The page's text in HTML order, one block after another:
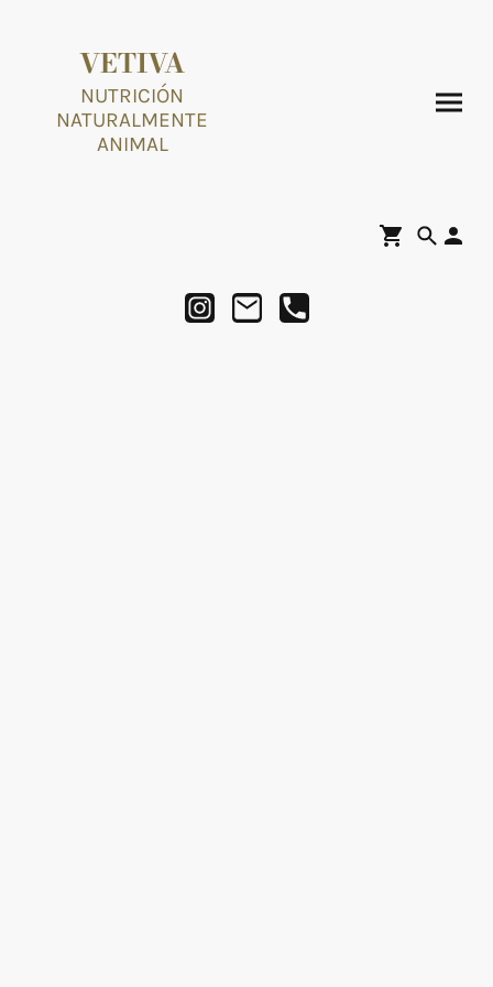
VETIVA
NUTRICIÓN
NATURALMENTE
ANIMAL